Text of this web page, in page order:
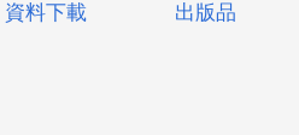
資料下載 出版品